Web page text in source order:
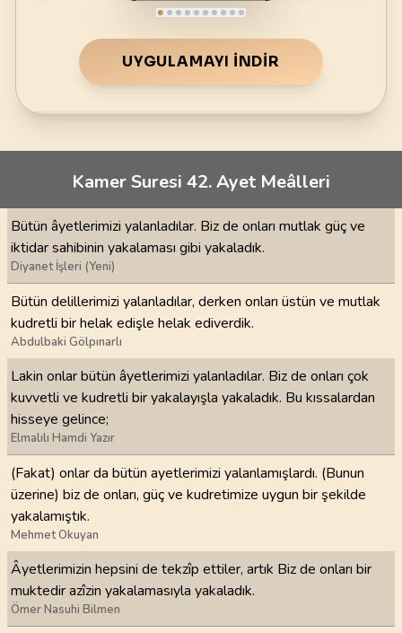
UYGULAMAYI İNDIR
Kamer Suresi 42. Ayet Meâlleri
Bütün âyetlerimizi yalanladılar. Biz de onları mutlak güç ve
iktidar sahibinin yakalaması gibi yakaladık.
Diyanet İşleri (Yeni)
Bütün delillerimizi yalanladılar, derken onları üstün ve mutlak
kudretli bir helak edişle helak ediverdik.
Abdulbaki Gölpınarlı
Lakin onlar bütün âyetlerimizi yalanladılar. Biz de onları çok
kuvvetli ve kudretli bir yakalayışla yakaladık. Bu kıssalardan
hisseye gelince;
Elmalılı Hamdi Yazır
(Fakat) onlar da bütün ayetlerimizi yalanlamışlardı. (Bunun
üzerine) biz de onları, güç ve kudretimize uygun bir şekilde
yakalamıştık.
Mehmet Okuyan
Âyetlerimizin hepsini de tekzîp ettiler, artık Biz de onları bir
muktedir azîzin yakalamasıyla yakaladık.
Ömer Nasuhi Bilmen